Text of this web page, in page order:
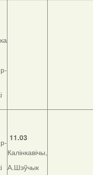
11.03
Калінкавічы,
А.Шэўчык